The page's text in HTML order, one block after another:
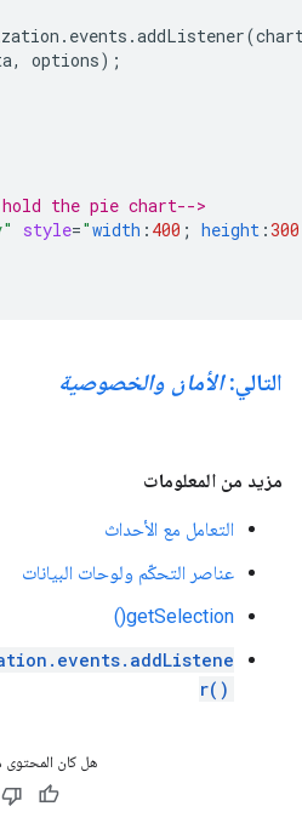
. events .addListener(
, options);
the pie chart-->
style="width : 400 ; height :300
التالي:الأمان والخصوصية
مزيد من المعلومات
التعامل مع الأحداث
عناصر التحكّم ولوحات البيانات
getSelection()
r()
هل كان المحتوى